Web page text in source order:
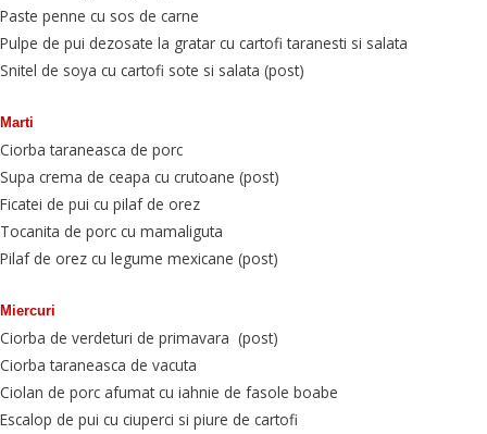
Paste penne cu sos de carne
Pulpe de pui dezosate la gratar cu cartofi taranesti si salata
Snitel de soya cu cartofi sote si salata (post)
Marti
Ciorba taraneasca de porc
Supa crema de ceapa cu crutoane (post)
Ficatei de pui cu pilaf de orez
Tocanita de porc cu mamaliguta
Pilaf de orez cu legume mexicane (post)
Miercuri
Ciorba de verdeturi de primavara (post)
Ciorba taraneasca de vacuta
Ciolan de porc afumat cu iahnie de fasole boabe
Escalop de pui cu ciuperci si piure de cartofi